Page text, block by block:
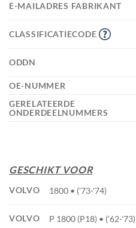
E-MAILADRES FABRIKANT
CLASSIFICATIECODE
ODDN
OE-NUMMER
GERELATEERDE
ONDERDEELNUMMERS
GESCHIKT VOOR
VOLVO 1800 • ('73-'74)
VOLVO P 1800 (P18) • ('62-'73)